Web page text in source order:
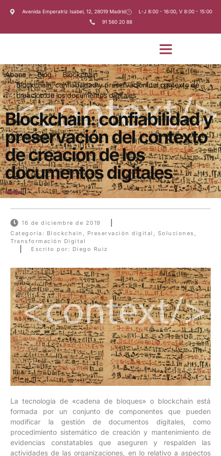
Avenida Emperatriz Isabel, 12, 28019 Madrid
L-J 8:00 - 16:00, V 8:00 - 15:00
91 560 20 88
Abana Blog
Blockchain
Blockchain: confiabilidad y preservación del contexto de
creación de los documentos digitales
Blockchain: confiabilidad y
preservación del contexto
de creación de los
documentos digitales
16 de diciembre de 2019
Categoría: Blockchain , Preservación digital , Soluciones ,
Transformación Digital
Escrito por: Diego Ruiz
La tecnología de «cadena de bloques» o blockchain está
formada por un conjunto de componentes que pueden
modificar la gestión de documentos digitales, como
procedimiento sistemático de creación y mantenimiento de
evidencias constatables que aseguren y respalden las
actividades de las organizaciones, en lo relativo a aspectos